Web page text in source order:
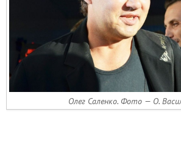
Олег Саленко. Фото — О.